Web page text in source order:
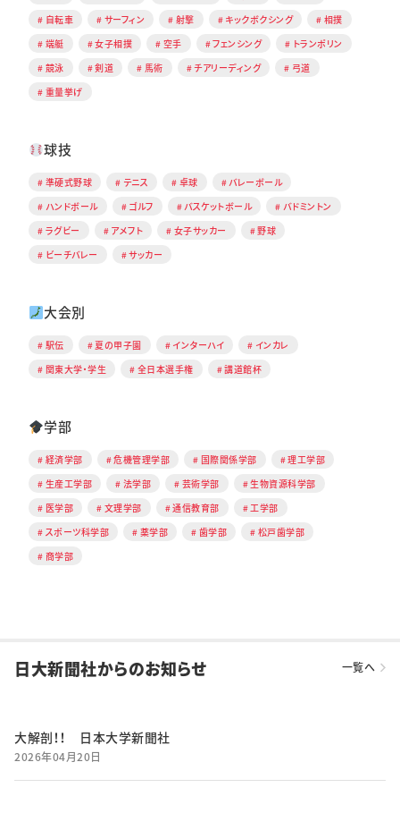
自転車
サーフィン 射撃 キックボクシング
相撲
端艇
女子相撲 空手 フェンシング
トランポリン
競泳
剣道 馬術 チアリーディング
弓道
重量挙げ
球技
準硬式野球 テニス 卓球
バレーボール
ハンドボール
ゴルフ バスケットボール
バドミントン
ラグビー
アメフト 女子サッカー
野球
ビーチバレー
サッカー
大会別
駅伝 夏の甲子園 インターハイ
インカレ
関東大学・学生
全日本選手権 講道館杯
学部
経済学部 危機管理学部 国際関係学部
理工学部
生産工学部
法学部 芸術学部
生物資源科学部
医学部
文理学部 通信教育部
工学部
スポーツ科学部
薬学部 歯学部
松戸歯学部
商学部
日大新聞社からのお知らせ 一覧へ
大解剖！！ 日本大学新聞社
2026年04月20日